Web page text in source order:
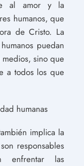
al amor y la
humanos, que
de Cristo. La
puedan
sino que
a todos los que
humanas
implica la
responsables
enfrentar las